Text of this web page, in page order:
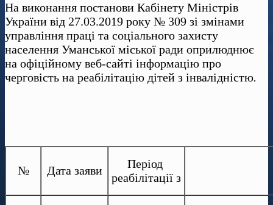
На виконання постанови Кабінету Міністрів
України від 27.03.2019 року № 309 зі змінами
управління праці та соціального захисту
населення Уманської міської ради оприлюднює
на офіційному веб-сайті інформацію про
черговість на реабілітацію дітей з інвалідністю.
№ Дата заяви
Період
реабілітації з